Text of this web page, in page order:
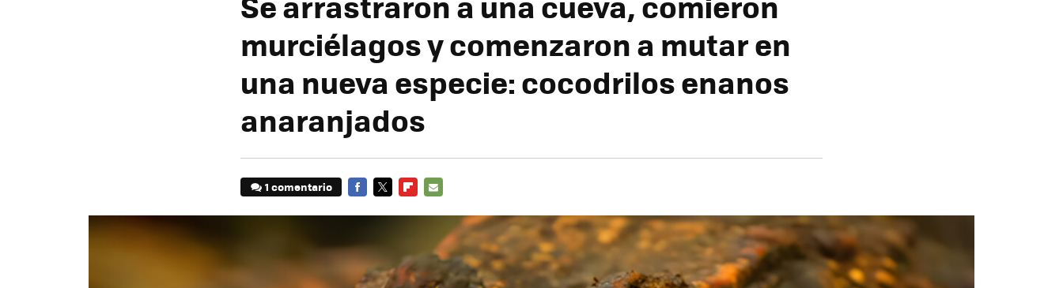
murciélagos y comenzaron a mutar en
una nueva especie: cocodrilos enanos
anaranjados
1 comentario